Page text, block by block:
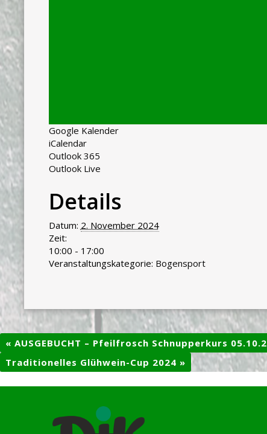
Google Kalender
iCalendar
Outlook 365
Outlook Live
Details
Datum: 2. November 2024
Zeit:
10:00 - 17:00
Veranstaltungskategorie: Bogensport
« AUSGEBUCHT – Pfeilfrosch Schnupperkurs
Traditionelles Glühwein-Cup 2024 »